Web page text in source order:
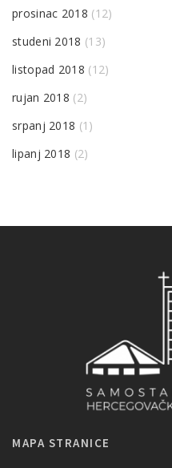
prosinac 2018 (12)
studeni 2018 (13)
listopad 2018 (12)
rujan 2018 (2)
srpanj 2018 (1)
lipanj 2018 (2)
MAPA STRANICE